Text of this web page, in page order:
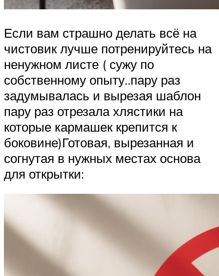
Если вам страшно делать всё на
чистовик лучше потренируйтесь на
ненужном листе ( сужу по
собственному опыту..пару раз
задумывалась и вырезая шаблон
пару раз отрезала хлястики на
которые кармашек крепится к
боковине)Готовая, вырезанная и
согнутая в нужных местах основа
для открытки: